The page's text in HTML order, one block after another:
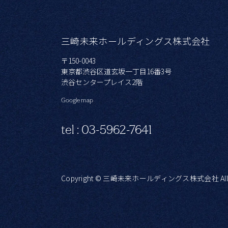
三崎未来ホールディングス株式会社
〒150-0043
東京都渋谷区道玄坂一丁目16番3号
渋谷センタープレイス2階
Google map
tel : 03-5962-7641
Copyright © 三崎未来ホールディングス株式会社